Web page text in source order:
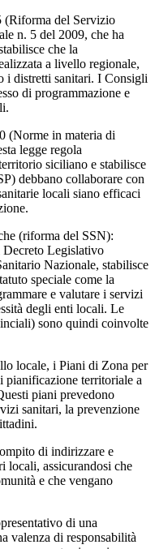
(Riforma del Servizio
n. 5 del 2009, che ha
che la
a livello regionale,
i distretti sanitari. I Consigli
di programmazione e
(Norme in materia di
legge regola
siciliano e stabilisce
debbano collaborare con
locali siano efficaci
(riforma del SSN):
Decreto Legislativo
Nazionale, stabilisce
speciale come la
e valutare i servizi
degli enti locali. Le
sono quindi coinvolte
locale, i Piani di Zona per
pianificazione territoriale a
piani prevedono
sanitari, la prevenzione
di indirizzare e
locali, assicurandosi che
e che vengano
di una
valenza di responsabilità